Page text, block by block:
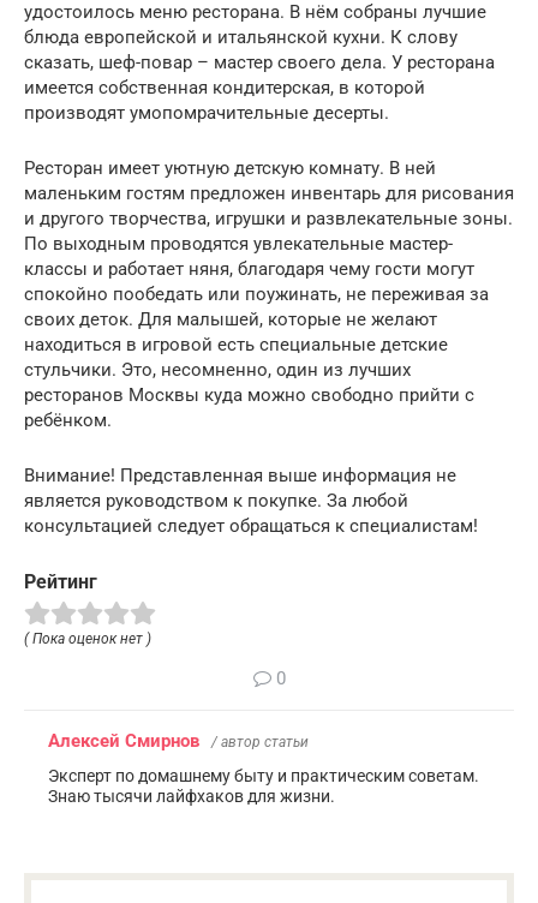
удостоилось меню ресторана. В нём собраны лучшие
блюда европейской и итальянской кухни. К слову
сказать, шеф-повар – мастер своего дела. У ресторана
имеется собственная кондитерская, в которой
производят умопомрачительные десерты.
Ресторан имеет уютную детскую комнату. В ней
маленьким гостям предложен инвентарь для рисования
и другого творчества, игрушки и развлекательные зоны.
По выходным проводятся увлекательные мастер-
классы и работает няня, благодаря чему гости могут
спокойно пообедать или поужинать, не переживая за
своих деток. Для малышей, которые не желают
находиться в игровой есть специальные детские
стульчики. Это, несомненно, один из лучших
ресторанов Москвы куда можно свободно прийти с
ребёнком.
Внимание! Представленная выше информация не
является руководством к покупке. За любой
консультацией следует обращаться к специалистам!
Рейтинг
( Пока оценок нет )
0
Алексей Смирнов / автор статьи
Эксперт по домашнему быту и практическим советам.
Знаю тысячи лайфхаков для жизни.